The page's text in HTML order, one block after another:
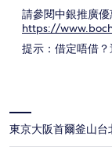
請參閱中銀推廣
https://
於
新
開
啟
提示：借定唔借？
東京大阪首爾釜山台